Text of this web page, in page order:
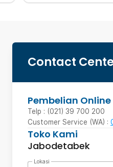
Contact
Pembelian Online
Telp : (021) 39 700 200
Customer Service (WA) :
Toko Kami
Jabodetabek
Lokasi